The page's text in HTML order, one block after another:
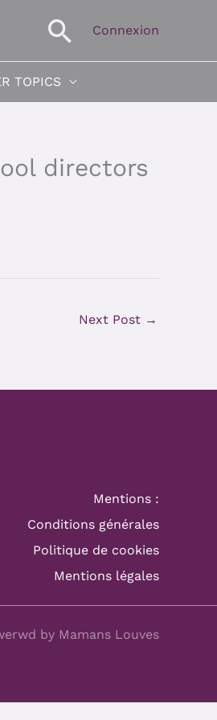
Search
Connexion
TOPICS
directors
Next Post →
Mentions :
Conditions générales
Politique de cookies
Mentions légales
by Mamans Louves